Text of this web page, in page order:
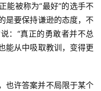
能被称为“最好”的选手不
是要保持谦逊的态度，不
：“真正的勇敢者并不总
能从中吸取教训，变得更
也许答案并不局限于某个